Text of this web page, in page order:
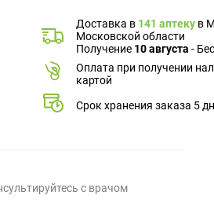
Доставка в 141 аптеку в
Московской области
Получение 10 августа -
Оплата при получении
картой
Срок хранения заказа 5
с врачом